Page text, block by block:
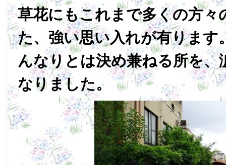
草花にもこれまで多くの方々
た、強い思い入れが有ります
んなりとは決め兼ねる所を、
なりました。